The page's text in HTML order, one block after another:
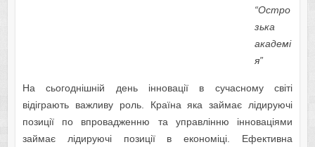
“Остро
зька
академі
я”
На сьогоднішній день інновації в сучасному світі
відіграють важливу роль. Країна яка займає лідируючі
позиції по впровадженню та управлінню інноваціями
займає лідируючі позиції в економіці. Ефективна